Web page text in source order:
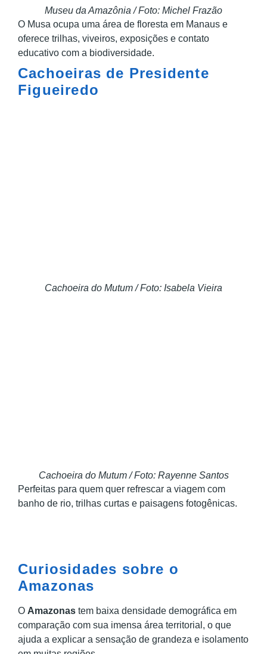
Museu da Amazônia / Foto: Michel Frazão
O Musa ocupa uma área de floresta em Manaus e
oferece trilhas, viveiros, exposições e contato
educativo com a biodiversidade.
Cachoeiras de Presidente
Figueiredo
Cachoeira do Mutum / Foto: Isabela Vieira
Cachoeira do Mutum / Foto: Rayenne Santos
Perfeitas para quem quer refrescar a viagem com
banho de rio, trilhas curtas e paisagens fotogênicas.
Curiosidades sobre o
Amazonas
O Amazonas tem baixa densidade demográfica em
comparação com sua imensa área territorial, o que
ajuda a explicar a sensação de grandeza e isolamento